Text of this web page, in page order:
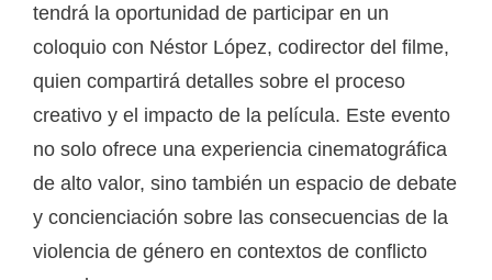
tendrá la oportunidad de participar en un
coloquio con Néstor López, codirector del filme,
quien compartirá detalles sobre el proceso
creativo y el impacto de la película. Este evento
no solo ofrece una experiencia cinematográfica
de alto valor, sino también un espacio de debate
y concienciación sobre las consecuencias de la
violencia de género en contextos de conflicto